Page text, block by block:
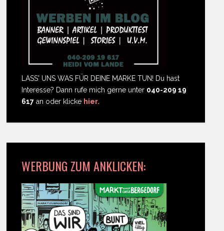
LASS' UNS WAS FÜR DEINE MARKE TUN! Du hast
Interesse? Dann rufe mich gerne unter 040-209 19
617 an oder klicke hier.
WERBUNG ZUM ANKLICKEN: